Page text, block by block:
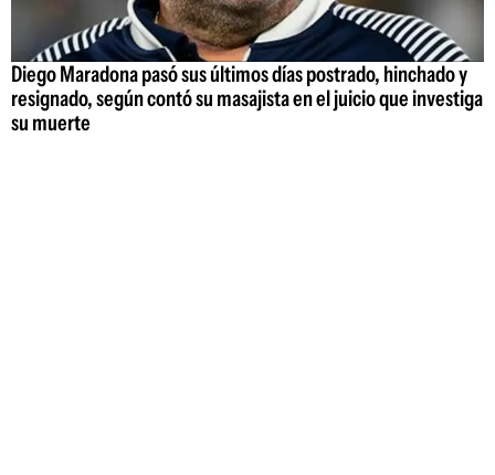
Diego Maradona pasó sus últimos días postrado, hinchado y
resignado, según contó su masajista en el juicio que investiga
su muerte